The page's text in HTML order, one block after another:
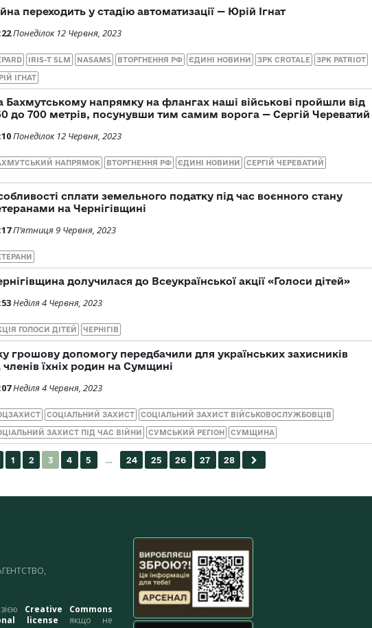
переходить у стадію автоматизації — Юрій Ігнат
Понеділок 12 Червня, 2023
IRIS-T SLM NASAMS ВТОРГНЕННЯ РФ ЄДИНІ НОВИНИ ЗРК CROTALE ЗРК PATRIOT
ІГНАТ
Бахмутському напрямку на флангах наші військові пройшли від
до 700 метрів, посунувши тим самим ворога — Сергій Череватий
Понеділок 12 Червня, 2023
НАПРЯМОК ВТОРГНЕННЯ РФ ЄДИНІ НОВИНИ СЕРГІЙ ЧЕРЕВАТИЙ
сплати земельного податку під час воєнного стану
на Чернігівщині
П’ятниця 9 Червня, 2023
долучилася до Всеукраїнської акції «Голоси дітей»
Неділя 4 Червня, 2023
ГОЛОСИ ДІТЕЙ ЧЕРНІГІВ
грошову допомогу передбачили для українських захисників
членів їхніх родин на Сумщині
Неділя 4 Червня, 2023
СОЦІАЛЬНИЙ ЗАХИСТ СОЦІАЛЬНИЙ ЗАХИСТ ВІЙСЬКОВОСЛУЖБОВЦІВ
ЗАХИСТ ПІД ЧАС ВІЙНИ СУМСЬКИЙ РЕГІОН СУМЩИНА
Creative Commons
license якщо не